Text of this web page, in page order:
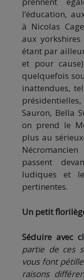
l’éducation,
à Nicolas
aux yorkshires
étant par
et pour
quelquefois
inattendues,
Sauron, Bella
on prend le
plus au
passent
ludiques et
pertinentes.
Un petit
Séduire avec
partie de ces
vous font
raisons